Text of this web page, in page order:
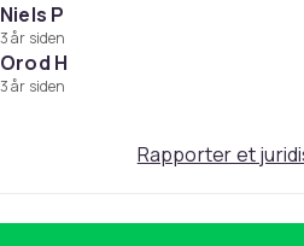
Komfortabelt for kjæledyret
holderen trenger ikke hunden
ha sporingsenheten dinglende
Niels P
3 år siden
Orod H
3 år siden
Rapporter et